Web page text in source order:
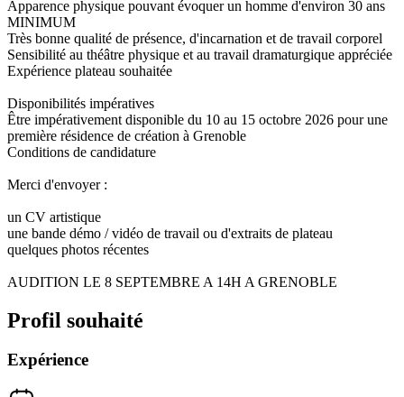
Apparence physique pouvant évoquer un homme d'environ 30 ans
MINIMUM
Très bonne qualité de présence, d'incarnation et de travail corporel
Sensibilité au théâtre physique et au travail dramaturgique appréciée
Expérience plateau souhaitée
Disponibilités impératives
Être impérativement disponible du 10 au 15 octobre 2026 pour une
première résidence de création à Grenoble
Conditions de candidature
Merci d'envoyer :
un CV artistique
une bande démo / vidéo de travail ou d'extraits de plateau
quelques photos récentes
AUDITION LE 8 SEPTEMBRE A 14H A GRENOBLE
Profil souhaité
Expérience